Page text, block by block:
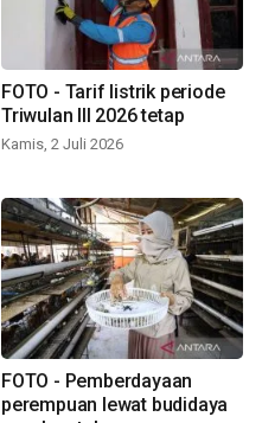
FOTO - Tarif listrik periode
Triwulan III 2026 tetap
Kamis, 2 Juli 2026
FOTO - Pemberdayaan
perempuan lewat budidaya